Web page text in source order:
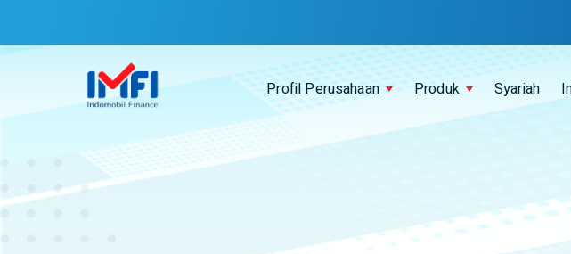
Profil Perusahaan Produk Syariah